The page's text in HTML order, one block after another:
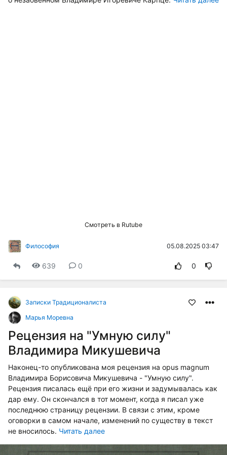
Смотреть в Rutube
Философия 05.08.2025 03:47
639 0 0
Записки Традиционалиста
Марья Моревна
Рецензия на "Умную силу"
Владимира Микушевича
Наконец-то опубликована моя рецензия на opus magnum
Владимира Борисовича Микушевича - "Умную силу".
Рецензия писалась ещё при его жизни и задумывалась как
дар ему. Он скончался в тот момент, когда я писал уже
последнюю страницу рецензии. В связи с этим, кроме
оговорки в самом начале, изменений по существу в текст
не вносилось. Читать далее